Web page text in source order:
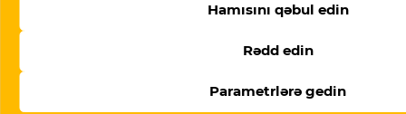
Hamısını qəbul edin
Rədd edin
Parametrlərə gedin
Meydan TV Azərbaycanın media
məkanındakı alternativ səsidir! İşimizin